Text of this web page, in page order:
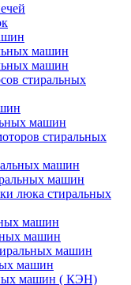
машин
машин
стиральных
машин
стиральных
машин
машин
люка стиральных
машин
машин
машин
машин
машин ( КЭН)